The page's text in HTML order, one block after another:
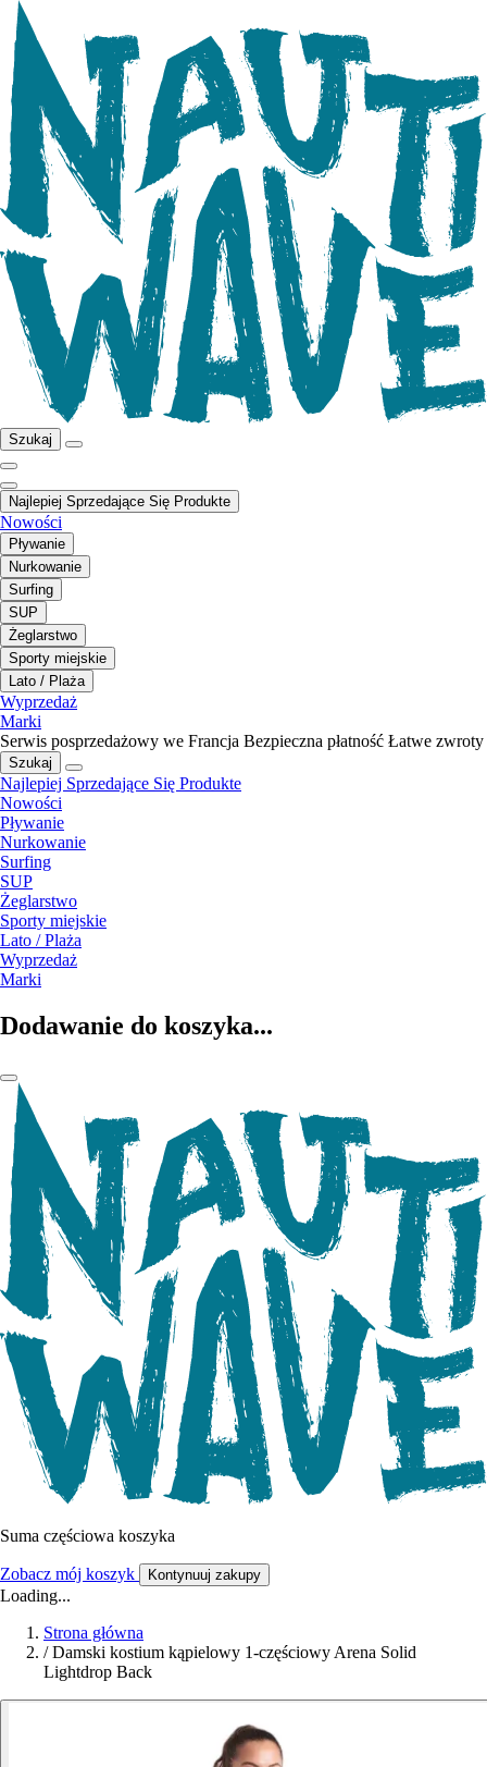
Szukaj
Najlepiej Sprzedające Się Produkte
Nowości
Pływanie
Nurkowanie
Surfing
SUP
Żeglarstwo
Sporty miejskie
Lato / Plaża
Wyprzedaż
Marki
Serwis posprzedażowy we Francja Bezpieczna płatność Łatwe zwroty
Szukaj
Najlepiej Sprzedające Się Produkte
Nowości
Pływanie
Nurkowanie
Surfing
SUP
Żeglarstwo
Sporty miejskie
Lato / Plaża
Wyprzedaż
Marki
Dodawanie do koszyka...
Suma częściowa koszyka
Zobacz mój koszyk Kontynuuj zakupy
Loading...
Strona główna
/ Damski kostium kąpielowy 1-częściowy Arena Solid
Lightdrop Back